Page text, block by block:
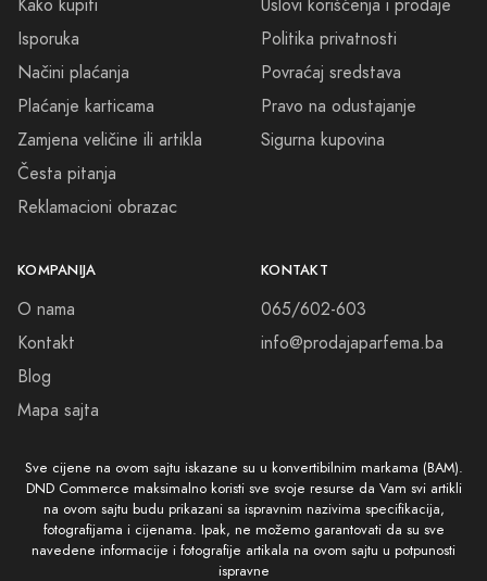
Kako kupiti
Isporuka
Načini plaćanja
Plaćanje karticama
Zamjena veličine ili artikla
Česta pitanja
Reklamacioni obrazac
Uslovi korišćenja i prodaje
Politika privatnosti
Povraćaj sredstava
Pravo na odustajanje
Sigurna kupovina
KOMPANIJA
O nama
Kontakt
Blog
Mapa sajta
KONTAKT
065/602-603
info@prodajaparfema.ba
Sve cijene na ovom sajtu iskazane su u konvertibilnim markama (BAM).
DND Commerce maksimalno koristi sve svoje resurse da Vam svi artikli
na ovom sajtu budu prikazani sa ispravnim nazivima specifikacija,
fotografijama i cijenama. Ipak, ne možemo garantovati da su sve
navedene informacije i fotografije artikala na ovom sajtu u potpunosti
ispravne